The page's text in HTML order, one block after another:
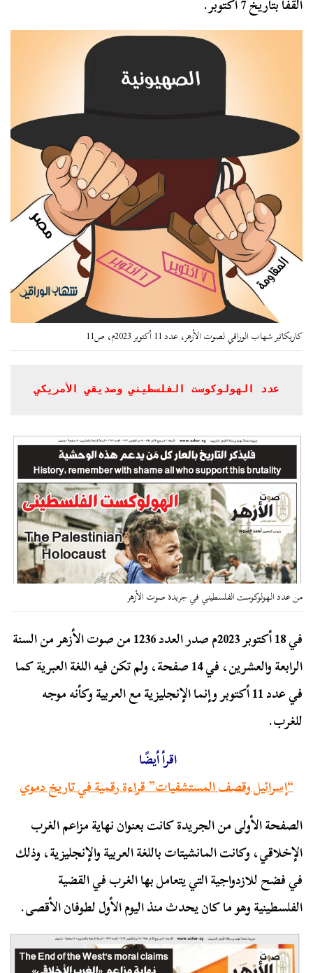
كاريكاتير شهاب الوراقي لصوت الأزهر، عدد 11 أكتوبر 2023م، ص11
عدد الهولوكوست الفلسطيني وصديقي الأمريكي
من عدد الهولوكوست الفلسطيني في جريدة صوت الأزهر
في 18 أكتوبر 2023م صدر العدد 1236 من صوت الأزهر من السنة
الرابعة والعشرين، في 14 صفحة، ولم تكن فيه اللغة العبرية كما
في عدد 11 أكتوبر وإنما الإنجليزية مع العربية وكأنه موجه
للغرب.
اقرأ أيضًا
“إسرائيل وقصف المستشفيات” قراءة رقمية في تاريخ دموي
الصفحة الأولى من الجريدة كانت بعنوان نهاية مزاعم الغرب
الإخلاقي، وكانت المانشيتات باللغة العربية والإنجليزية، وذلك
في فضح للازدواجية التي يتعامل بها الغرب في القضية
الفلسطينية وهو ما كان يحدث منذ اليوم الأول لطوفان الأقصى.